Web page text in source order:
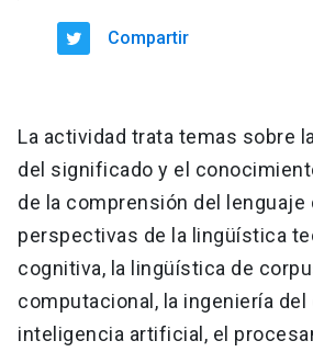
Compartir
La actividad trata temas sobre
del significado y el
de la comprensión del lenguaje
perspectivas de la lingüística
cognitiva, la lingüística de
computacional, la ingeniería
inteligencia artificial, el